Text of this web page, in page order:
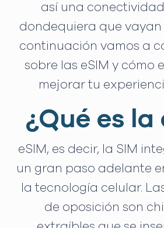
así una
dondequiera que vayan
continuación vamos a
sobre las eSIM y cómo
mejorar tu
¿Qué es la
eSIM, es decir, la SIM
un gran paso adelante
la tecnología celular.
de oposición son